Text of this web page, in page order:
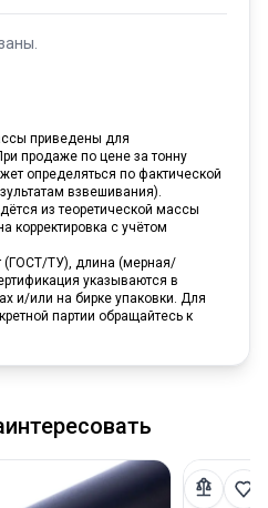
приведены для
продаже по цене за тонну
определяться по фактической
взвешивания).
из теоретической массы
корректировка с учётом
(ГОСТ/ТУ), длина (мерная/
указываются в
и/или на бирке упаковки. Для
партии обращайтесь к